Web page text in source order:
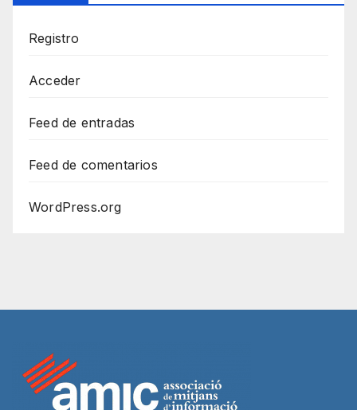
Registro
Acceder
Feed de entradas
Feed de comentarios
WordPress.org